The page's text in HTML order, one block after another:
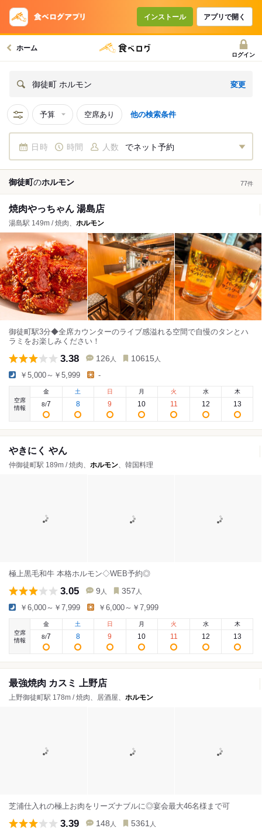
インストール アプリで開く
ホーム
ログイン
御徒町 ホルモン 変更
予算 空席あり 他の検索条件
日時 時間 人数 でネット予約
御徒町のホルモン 77件
焼肉やっちゃん 湯島店
湯島駅 149m / 焼肉、 ホルモン
御徒町駅3分◆全席カウンターのライブ感溢れる空間で自慢のタンとハ
ラミをお楽しみください！
3.38 126 人 10615 人
￥5,000～￥5,999 -
空席
情報
金
8/7
土
8
日
9
月
10
火
11
水
12
木
13
やきにく やん
仲御徒町駅 189m / 焼肉、 ホルモン、韓国料理
極上黒毛和牛 本格ホルモン◇WEB予約◎
3.05 9 人 357 人
￥6,000～￥7,999 ￥6,000～￥7,999
空席
情報
金
8/7
土
8
日
9
月
10
火
11
水
12
木
13
最強焼肉 カスミ 上野店
上野御徒町駅 178m / 焼肉、居酒屋、 ホルモン
芝浦仕入れの極上お肉をリーズナブルに◎宴会最大46名様まで可
3.39 148 人 5361 人